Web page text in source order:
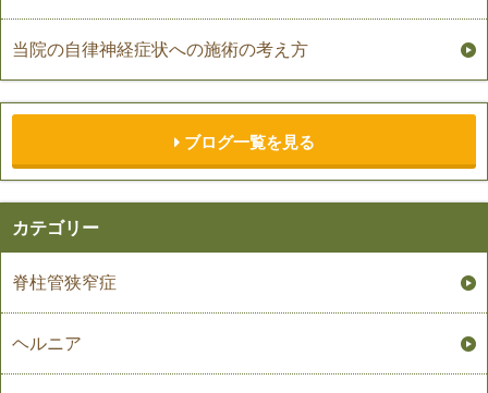
当院の自律神経症状への施術の考え方
ブログ一覧を見る
カテゴリー
脊柱管狭窄症
ヘルニア